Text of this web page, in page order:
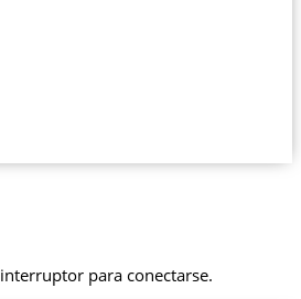
para conectarse.